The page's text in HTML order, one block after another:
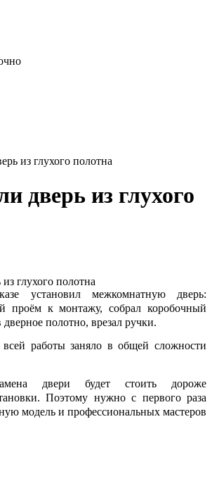
из глухого полотна
дверь из глухого
установил межкомнатную дверь:
проём к монтажу, собрал коробочный
дверное полотно, врезал ручки.
работы заняло в общей сложности
двери будет стоить дороже
Поэтому нужно с первого раза
модель и профессиональных мастеров